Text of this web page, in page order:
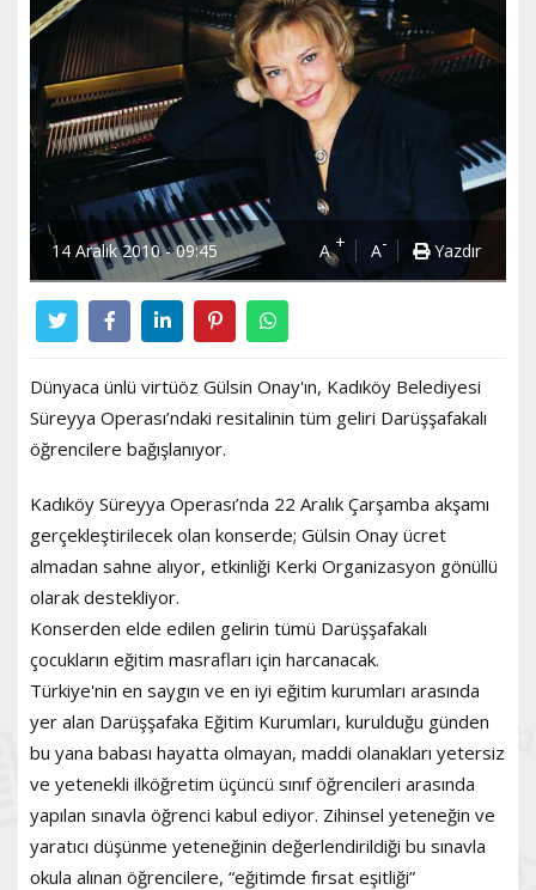
14 Aralık 2010 - 09:45 A+ A- Yazdır
Dünyaca ünlü virtüöz Gülsin Onay'ın, Kadıköy Belediyesi
Süreyya Operası’ndaki resitalinin tüm geliri Darüşşafakalı
öğrencilere bağışlanıyor.
Kadıköy Süreyya Operası’nda 22 Aralık Çarşamba akşamı
gerçekleştirilecek olan konserde; Gülsin Onay ücret
almadan sahne alıyor, etkinliği Kerki Organizasyon gönüllü
olarak destekliyor.
Konserden elde edilen gelirin tümü Darüşşafakalı
çocukların eğitim masrafları için harcanacak.
Türkiye'nin en saygın ve en iyi eğitim kurumları arasında
yer alan Darüşşafaka Eğitim Kurumları, kurulduğu günden
bu yana babası hayatta olmayan, maddi olanakları yetersiz
ve yetenekli ilköğretim üçüncü sınıf öğrencileri arasında
yapılan sınavla öğrenci kabul ediyor. Zihinsel yeteneğin ve
yaratıcı düşünme yeteneğinin değerlendirildiği bu sınavla
okula alınan öğrencilere, “eğitimde fırsat eşitliği”